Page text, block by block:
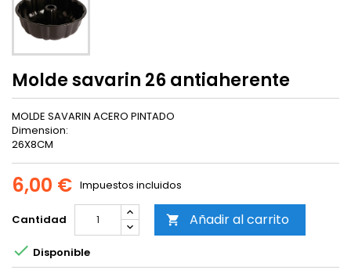
Molde savarin 26 antiaherente
MOLDE SAVARIN ACERO PINTADO
Dimension:
26X8CM
6,00 € Impuestos incluidos
Cantidad  Añadir al carrito
 Disponible